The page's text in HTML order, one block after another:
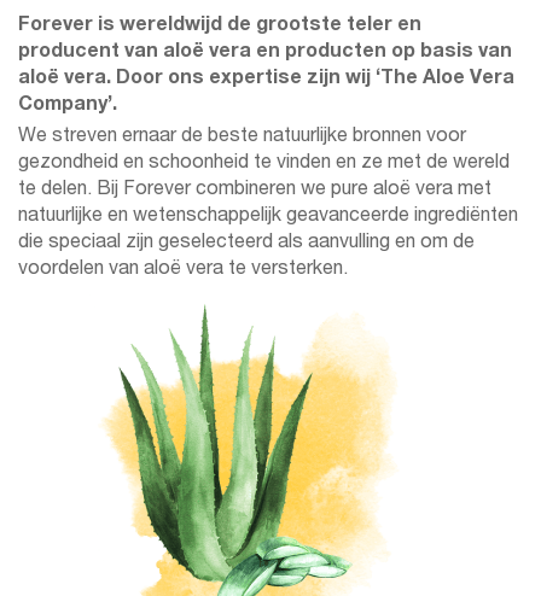
Forever is wereldwijd de grootste teler en
producent van aloë vera en producten op basis van
aloë vera. Door ons expertise zijn wij ‘The Aloe Vera
Company’.
We streven ernaar de beste natuurlijke bronnen voor
gezondheid en schoonheid te vinden en ze met de wereld
te delen. Bij Forever combineren we pure aloë vera met
natuurlijke en wetenschappelijk geavanceerde ingrediënten
die speciaal zijn geselecteerd als aanvulling en om de
voordelen van aloë vera te versterken.